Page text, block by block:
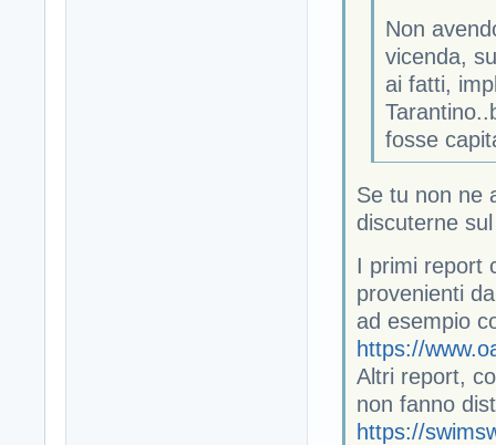
Non
vicenda,
ai fatti,
fosse
Se tu non ne
discuterne
I primi report
provenienti
ad esempio
https://
Altri report,
non fanno
https://